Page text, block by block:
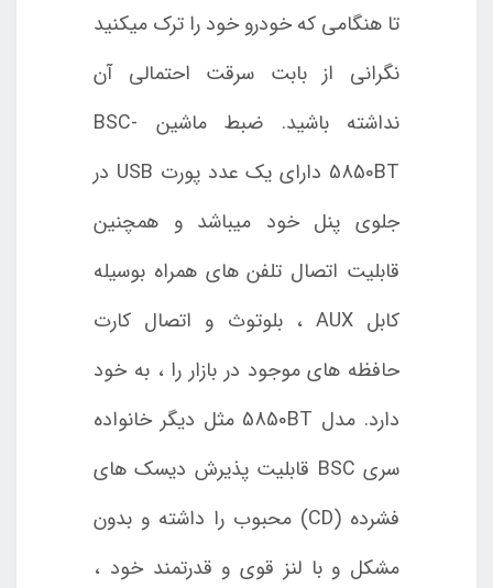
تا هنگامی که خودرو خود را ترک میکنید
نگرانی از بابت سرقت احتمالی آن
نداشته باشید. ضبط ماشین BSC-
5850BT دارای یک عدد پورت USB در
جلوی پنل خود میباشد و همچنین
قابلیت اتصال تلفن های همراه بوسیله
کابل AUX ، بلوتوث و اتصال کارت
حافظه های موجود در بازار را ، به خود
دارد. مدل 5850BT مثل دیگر خانواده
سری BSC قابلیت پذیرش دیسک های
فشرده (CD) محبوب را داشته و بدون
مشکل و با لنز قوی و قدرتمند خود ،